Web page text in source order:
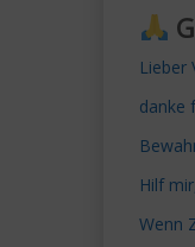
Lieber
danke
Hilf
Wenn